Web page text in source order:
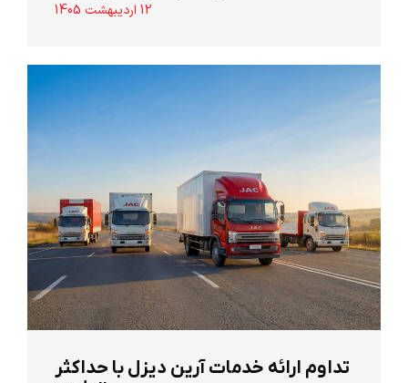
12 اردیبهشت 1405
تداوم ارائه خدمات آرین دیزل با حداکثر